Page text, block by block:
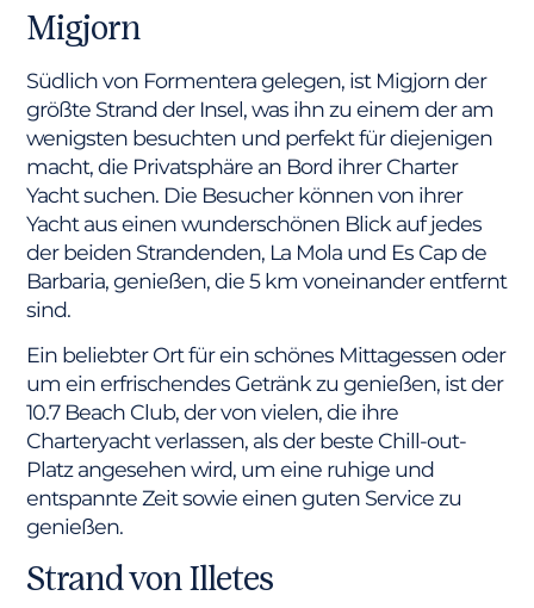
Migjorn
Südlich von Formentera gelegen, ist Migjorn der
größte Strand der Insel, was ihn zu einem der am
wenigsten besuchten und perfekt für diejenigen
macht, die Privatsphäre an Bord ihrer Charter
Yacht suchen. Die Besucher können von ihrer
Yacht aus einen wunderschönen Blick auf jedes
der beiden Strandenden, La Mola und Es Cap de
Barbaria, genießen, die 5 km voneinander entfernt
sind.
Ein beliebter Ort für ein schönes Mittagessen oder
um ein erfrischendes Getränk zu genießen, ist der
10.7 Beach Club, der von vielen, die ihre
Charteryacht verlassen, als der beste Chill-out-
Platz angesehen wird, um eine ruhige und
entspannte Zeit sowie einen guten Service zu
genießen.
Strand von Illetes